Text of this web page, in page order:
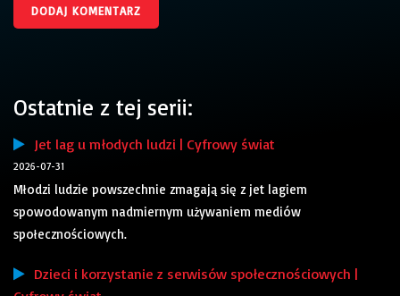
Ostatnie z tej serii:
Jet lag u młodych ludzi | Cyfrowy świat
2026-07-31
Młodzi ludzie powszechnie zmagają się z jet lagiem
spowodowanym nadmiernym używaniem mediów
społecznościowych.
Dzieci i korzystanie z serwisów społecznościowych |